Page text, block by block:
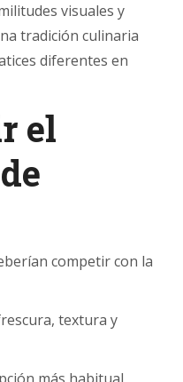
visuales y
tradición culinaria
diferentes en
el
competir con la
textura y